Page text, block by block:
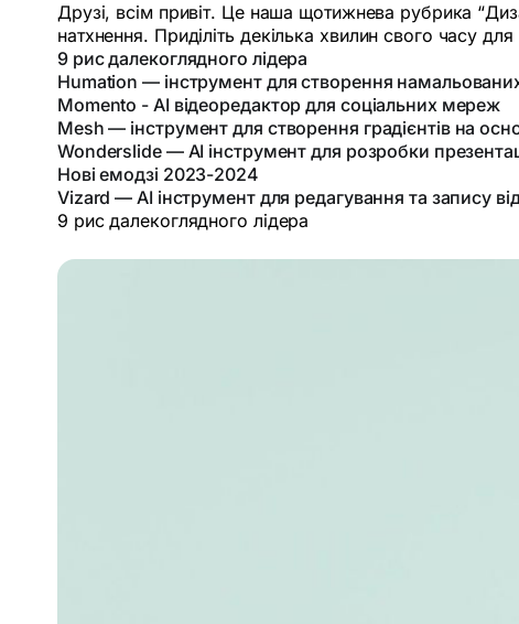
Друзі, всім привіт. Це наша щотижнева рубрика
натхнення. Приділіть декілька хвилин свого часу
9 рис далекоглядного лідера
Humation — інструмент для створення
Momento - AI відеоредактор для соціальних мереж
Mesh — інструмент для створення градієнтів на
Wonderslide — AI інструмент для розробки
Нові емодзі 2023-2024
Vizard — AI інструмент для редагування та запису
9 рис далекоглядного лідера